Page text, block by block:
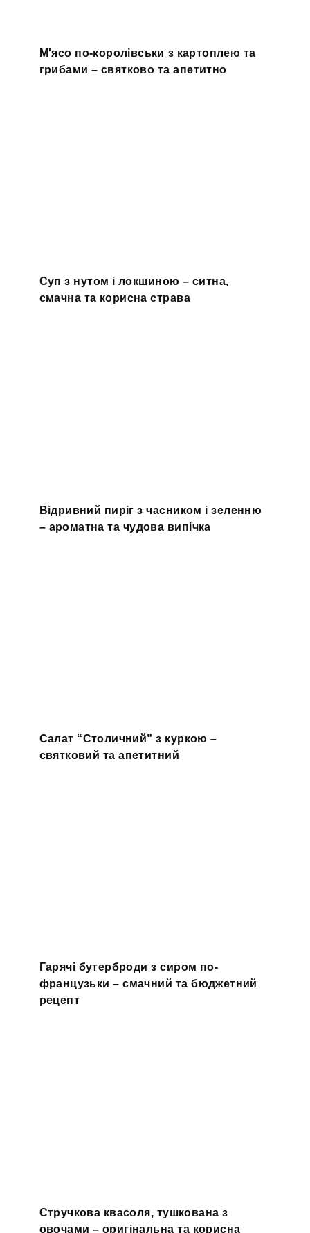
М'ясо по-королівськи з картоплею та
грибами – святково та апетитно
Суп з нутом і локшиною – ситна,
смачна та корисна страва
Відривний пиріг з часником і зеленню
– ароматна та чудова випічка
Салат “Столичний” з куркою –
святковий та апетитний
Гарячі бутерброди з сиром по-
французьки – смачний та бюджетний
рецепт
Стручкова квасоля, тушкована з
овочами – оригінальна та корисна